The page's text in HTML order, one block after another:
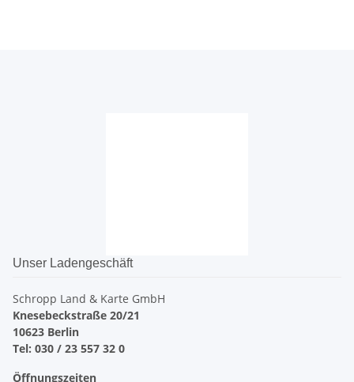
Unser Ladengeschäft
Schropp Land & Karte GmbH
Knesebeckstraße 20/21
10623 Berlin
Tel: 030 / 23 557 32 0
Öffnungszeiten